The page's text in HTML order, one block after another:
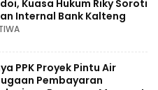
Kuasa Hukum Riky Soroti
Internal Bank Kalteng
PPK Proyek Pintu Air
Pembayaran